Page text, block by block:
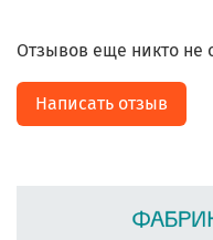
Отзывов еще никто не
Написать отзыв